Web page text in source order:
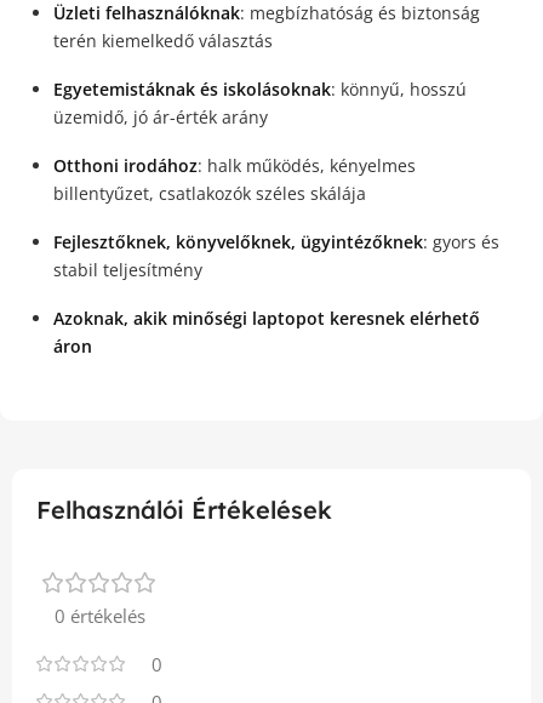
Üzleti felhasználóknak: megbízhatóság és biztonság
terén kiemelkedő választás
Egyetemistáknak és iskolásoknak: könnyű, hosszú
üzemidő, jó ár-érték arány
Otthoni irodához: halk működés, kényelmes
billentyűzet, csatlakozók széles skálája
Fejlesztőknek, könyvelőknek, ügyintézőknek: gyors és
stabil teljesítmény
Azoknak, akik minőségi laptopot keresnek elérhető
áron
Felhasználói Értékelések
0 értékelés
0